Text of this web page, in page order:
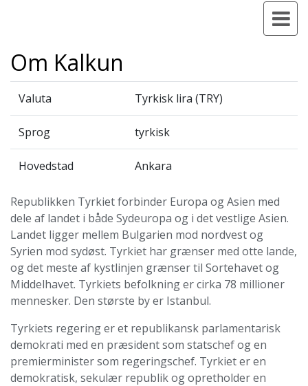
Om Kalkun
Valuta Tyrkisk lira (TRY)
Sprog tyrkisk
Hovedstad Ankara
Republikken Tyrkiet forbinder Europa og Asien med
dele af landet i både Sydeuropa og i det vestlige Asien.
Landet ligger mellem Bulgarien mod nordvest og
Syrien mod sydøst. Tyrkiet har grænser med otte lande,
og det meste af kystlinjen grænser til Sortehavet og
Middelhavet. Tyrkiets befolkning er cirka 78 millioner
mennesker. Den største by er Istanbul.
Tyrkiets regering er et republikansk parlamentarisk
demokrati med en præsident som statschef og en
premierminister som regeringschef. Tyrkiet er en
demokratisk, sekulær republik og opretholder en